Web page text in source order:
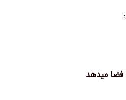
فضا میدهد